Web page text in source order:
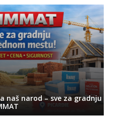
naš narod – sve za gradnju